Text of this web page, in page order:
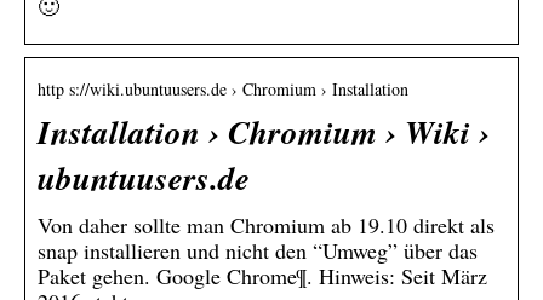
🙂
http s://wiki.ubuntuusers.de › Chromium › Installation
Installation › Chromium › Wiki ›
ubuntuusers.de
Von daher sollte man Chromium ab 19.10 direkt als
snap installieren und nicht den “Umweg” über das
Paket gehen. Google Chrome¶. Hinweis: Seit März